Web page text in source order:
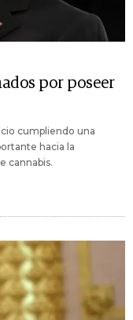
por poseer
cumpliendo una
hacia la
cannabis.